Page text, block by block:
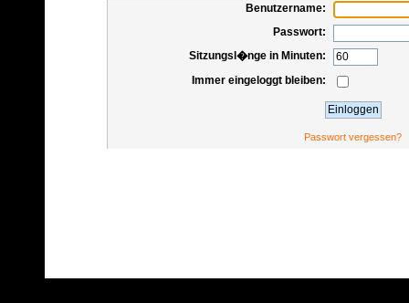
Benutzername:
Passwort:
Sitzungsl�nge in Minuten:
Immer eingeloggt bleiben:
Passwort vergessen?